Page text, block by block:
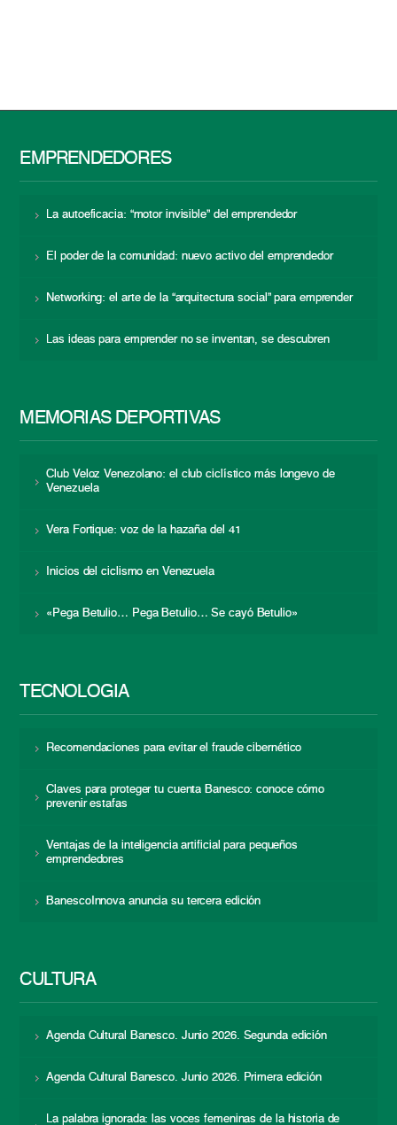
EMPRENDEDORES
La autoeficacia: “motor invisible” del emprendedor
El poder de la comunidad: nuevo activo del emprendedor
Networking: el arte de la “arquitectura social” para emprender
Las ideas para emprender no se inventan, se descubren
MEMORIAS DEPORTIVAS
Club Veloz Venezolano: el club ciclístico más longevo de
Venezuela
Vera Fortique: voz de la hazaña del 41
Inicios del ciclismo en Venezuela
«Pega Betulio… Pega Betulio… Se cayó Betulio»
TECNOLOGÍA
Recomendaciones para evitar el fraude cibernético
Claves para proteger tu cuenta Banesco: conoce cómo
prevenir estafas
Ventajas de la inteligencia artificial para pequeños
emprendedores
BanescoInnova anuncia su tercera edición
CULTURA
Agenda Cultural Banesco. Junio 2026. Segunda edición
Agenda Cultural Banesco. Junio 2026. Primera edición
La palabra ignorada: las voces femeninas de la historia de